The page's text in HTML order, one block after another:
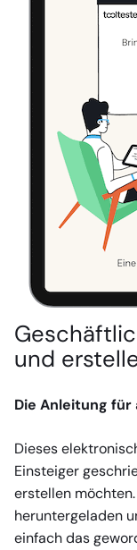
und
Die Anleitung
Dieses
Einsteiger
erstellen
heruntergeladen
einfach das